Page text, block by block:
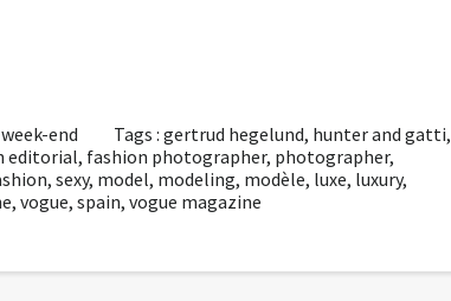
end Tags :gertrud hegelund, hunter and gatti,
editorial, fashion photographer, photographer,
, sexy, model, modeling, modèle, luxe, luxury,
, vogue, spain, vogue magazine